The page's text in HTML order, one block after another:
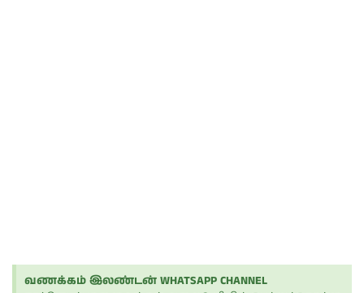
வணக்கம் இலண்டன் WHATSAPP CHANNEL